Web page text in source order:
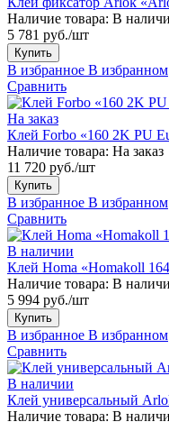
Наличие товара: В
5 781 руб./шт
Купить
В избранное В избранном
Сравнить
На заказ
Клей Forbo «160 2K PU
Наличие товара: На заказ
11 720 руб./шт
Купить
В избранное В избранном
Сравнить
В наличии
Клей Homa «Homakoll
Наличие товара: В
5 994 руб./шт
Купить
В избранное В избранном
Сравнить
В наличии
Клей универсальный
Наличие товара: В